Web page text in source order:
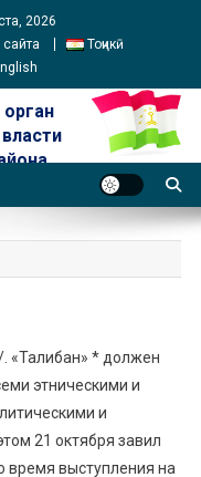
2026
сайта
Тоҷикӣ
«Талибан» * должен
этническими и
и
21 октября завил
время выступления на